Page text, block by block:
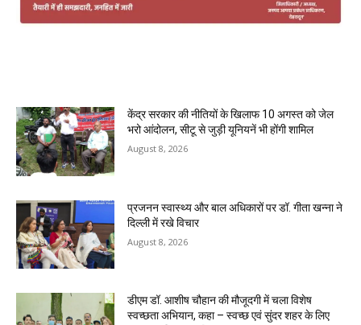
केंद्र सरकार की नीतियों के खिलाफ 10 अगस्त को जेल
भरो आंदोलन, सीटू से जुड़ी यूनियनें भी होंगी शामिल
August 8, 2026
प्रजनन स्वास्थ्य और बाल अधिकारों पर डॉ. गीता खन्ना ने
दिल्ली में रखे विचार
August 8, 2026
डीएम डॉ. आशीष चौहान की मौजूदगी में चला विशेष
स्वच्छता अभियान, कहा – स्वच्छ एवं सुंदर शहर के लिए